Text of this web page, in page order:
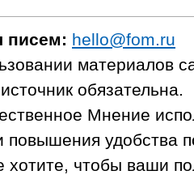
писем: hello@fom.ru
материалов
обязательна.
Мнение
повышения удобства
хотите, чтобы ваши